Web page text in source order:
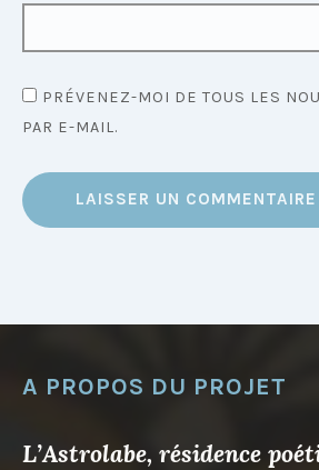
PRÉVENEZ-MOI DE TOUS LES
PAR E-MAIL.
A PROPOS DU PROJET
L’Astrolabe, résidence